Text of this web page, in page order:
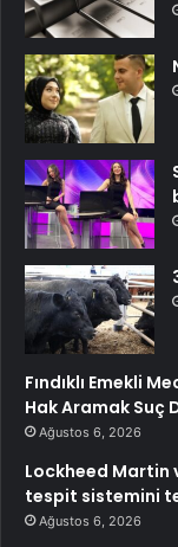
Fındıklı Emekli
Hak Aramak Suç
Ağustos 6, 2026
Lockheed Martin
tespit sistemini
Ağustos 6, 2026